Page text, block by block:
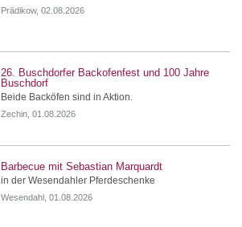
Prädikow, 02.08.2026
26. Buschdorfer Backofenfest und 100 Jahre
Buschdorf
Beide Backöfen sind in Aktion.
Zechin, 01.08.2026
Barbecue mit Sebastian Marquardt
in der Wesendahler Pferdeschenke
Wesendahl, 01.08.2026